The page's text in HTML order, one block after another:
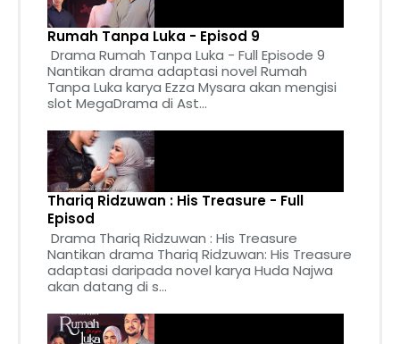
Rumah Tanpa Luka - Episod 9
Drama Rumah Tanpa Luka - Full Episode 9
Nantikan drama adaptasi novel Rumah
Tanpa Luka karya Ezza Mysara akan mengisi
slot MegaDrama di Ast...
Thariq Ridzuwan : His Treasure - Full
Episod
Drama Thariq Ridzuwan : His Treasure
Nantikan drama Thariq Ridzuwan: His Treasure
adaptasi daripada novel karya Huda Najwa
akan datang di s...